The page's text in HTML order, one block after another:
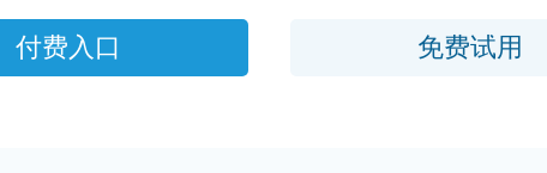
付费入口 免费试用